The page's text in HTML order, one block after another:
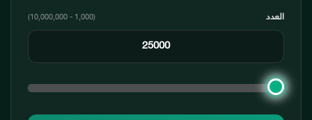
العدد (1,000 - 10,000,000)